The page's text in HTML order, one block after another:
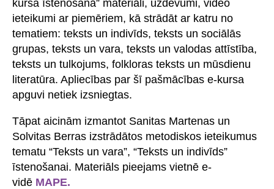
kursa īstenošanā” materiāli, uzdevumi, video
ieteikumi ar piemēriem, kā strādāt ar katru no
tematiem: teksts un indivīds, teksts un sociālās
grupas, teksts un vara, teksts un valodas attīstība,
teksts un tulkojums, folkloras teksts un mūsdienu
literatūra. Apliecības par šī pašmācības e-kursa
apguvi netiek izsniegtas.
Tāpat aicinām izmantot Sanitas Martenas un
Solvitas Berras izstrādātos metodiskos ieteikumus
tematu “Teksts un vara”, “Teksts un indivīds”
īstenošanai. Materiāls pieejams vietnē e-
vidē MAPE.